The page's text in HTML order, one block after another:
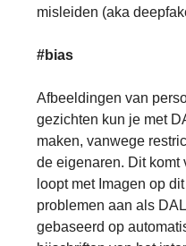
misleiden (aka
#bias
Afbeeldingen van
gezichten kun je met
maken, vanwege
de eigenaren. Dit komt
loopt met Imagen op
problemen aan als
gebaseerd op